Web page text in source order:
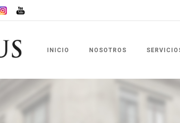
INICIO NOSOTROS